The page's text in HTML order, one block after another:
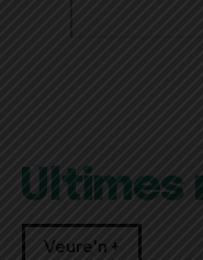
Últimes
Veure'n +